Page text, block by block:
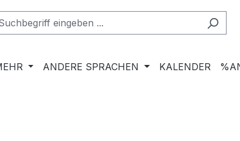
ANDERE SPRACHEN KALENDER